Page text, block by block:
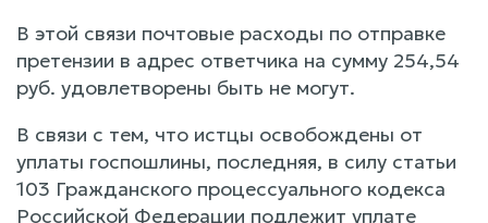
В этой связи почтовые расходы по отправке
претензии в адрес ответчика на сумму 254,54
руб. удовлетворены быть не могут.
В связи с тем, что истцы освобождены от
уплаты госпошлины, последняя, в силу статьи
103 Гражданского процессуального кодекса
Российской Федерации подлежит уплате